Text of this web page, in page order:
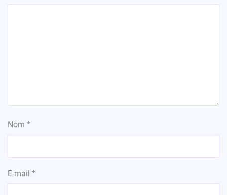
Nom *
E-mail *